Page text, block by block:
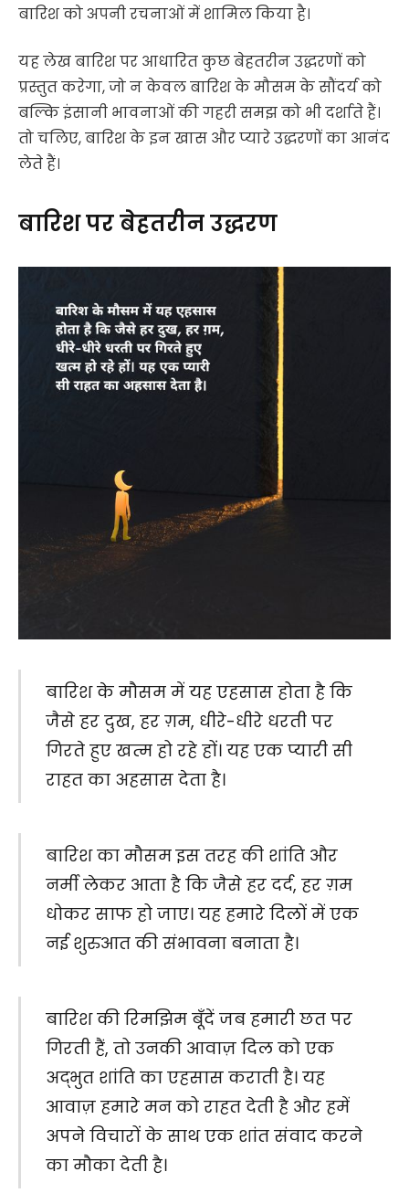
बारिश को अपनी रचनाओं में शामिल किया है।
यह लेख बारिश पर आधारित कुछ बेहतरीन उद्धरणों को
प्रस्तुत करेगा, जो न केवल बारिश के मौसम के सौंदर्य को
बल्कि इंसानी भावनाओं की गहरी समझ को भी दर्शाते हैं।
तो चलिए, बारिश के इन खास और प्यारे उद्धरणों का आनंद
लेते हैं।
बारिश पर बेहतरीन उद्धरण
बारिश के मौसम में यह एहसास होता है कि
जैसे हर दुख, हर ग़म, धीरे-धीरे धरती पर
गिरते हुए खत्म हो रहे हों। यह एक प्यारी सी
राहत का अहसास देता है।
बारिश का मौसम इस तरह की शांति और
नर्मी लेकर आता है कि जैसे हर दर्द, हर ग़म
धोकर साफ हो जाए। यह हमारे दिलों में एक
नई शुरुआत की संभावना बनाता है।
बारिश की रिमझिम बूँदें जब हमारी छत पर
गिरती हैं, तो उनकी आवाज़ दिल को एक
अद्भुत शांति का एहसास कराती है। यह
आवाज़ हमारे मन को राहत देती है और हमें
अपने विचारों के साथ एक शांत संवाद करने
का मौका देती है।